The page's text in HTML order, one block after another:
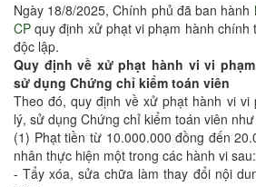
Ngày 18/8/2025, Chính phủ đã ban hành
CP quy định xử phạt vi phạm hành chính
độc lập.
Quy định về xử phạt hành vi vi
sử dụng Chứng chỉ kiểm toán viên
Theo đó, quy định về xử phạt hành vi vi
lý, sử dụng Chứng chỉ kiểm toán viên
(1) Phạt tiền từ 10.000.000 đồng đến
nhân thực hiện một trong các hành vi sau:
- Tẩy xóa, sửa chữa làm thay đổi nội